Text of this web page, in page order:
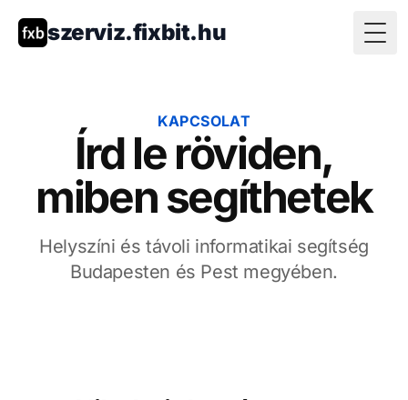
szerviz.fixbit.hu
KAPCSOLAT
Írd le röviden,
miben segíthetek
Helyszíni és távoli informatikai segítség
Budapesten és Pest megyében.